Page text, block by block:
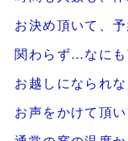
お決め頂いて、
関わらず…なにも
お越しになられ
お声をかけて頂